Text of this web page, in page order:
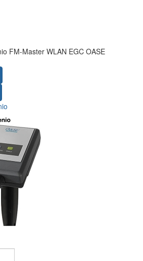
FM-Master WLAN EGC OASE